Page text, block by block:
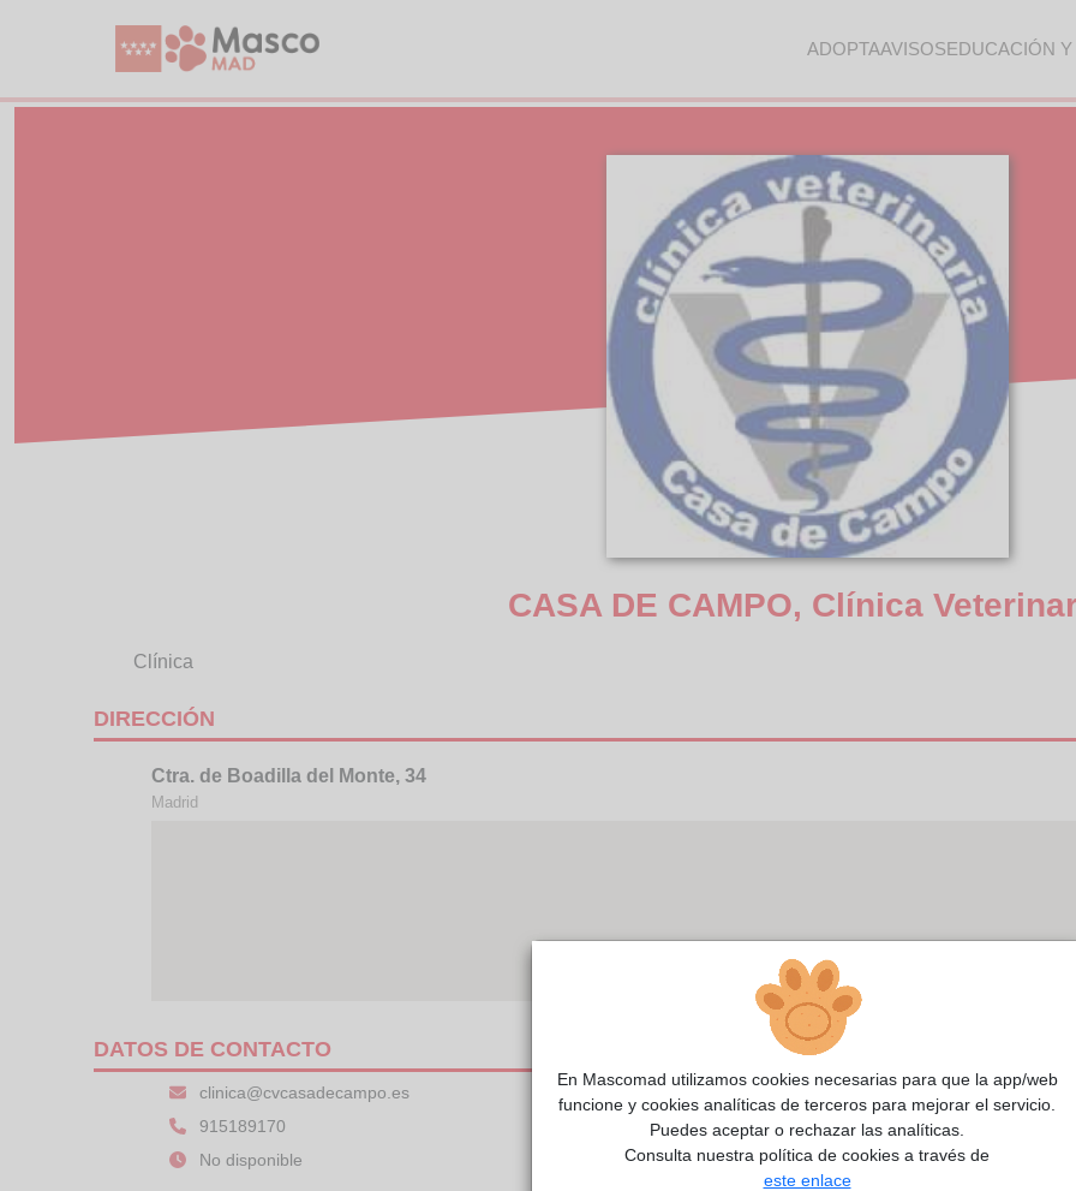
ADOPTAAVISOSEDUCACIÓN
CASA DE CAMPO, Clínica
Clínica
DIRECCIÓN
Ctra. de Boadilla del Monte, 34
Madrid
DATOS DE CONTACTO
clinica@cvcasadecampo.es
915189170
No disponible
En Mascomad utilizamos cookies necesarias para que la app/web
funcione y cookies analíticas de terceros para mejorar el servicio.
Puedes aceptar o rechazar las analíticas.
Consulta nuestra política de cookies a través de
este enlace